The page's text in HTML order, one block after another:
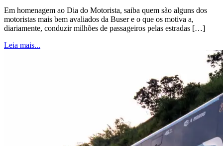
Em homenagem ao Dia do Motorista, saiba quem são alguns dos
motoristas mais bem avaliados da Buser e o que os motiva a,
diariamente, conduzir milhões de passageiros pelas estradas […]
Leia mais...